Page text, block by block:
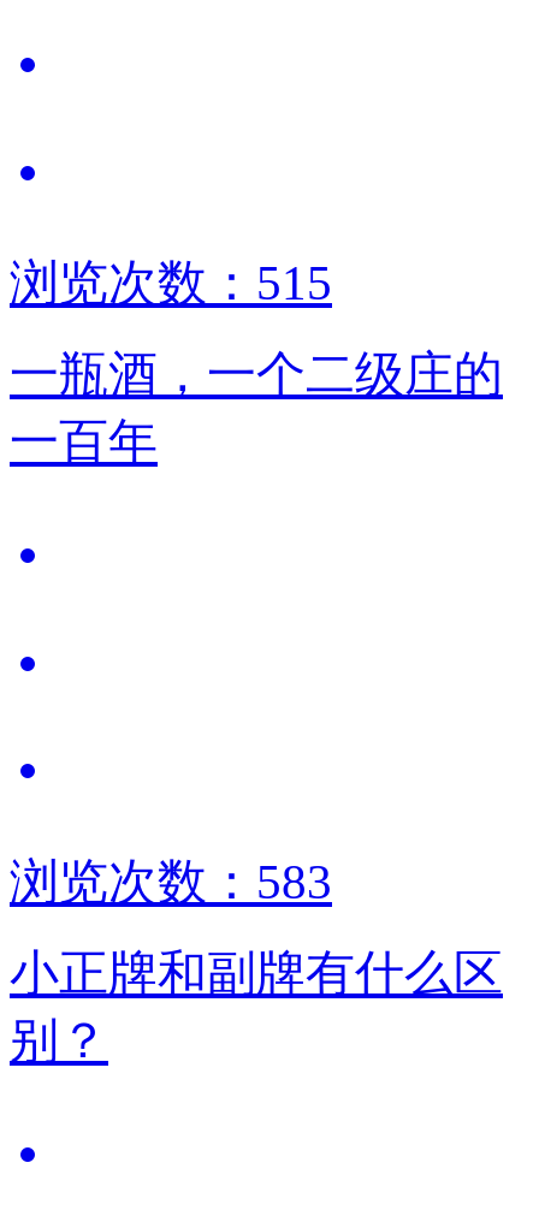
浏览次数：515
一瓶酒，一个二级庄的
一百年
浏览次数：583
小正牌和副牌有什么区
别？